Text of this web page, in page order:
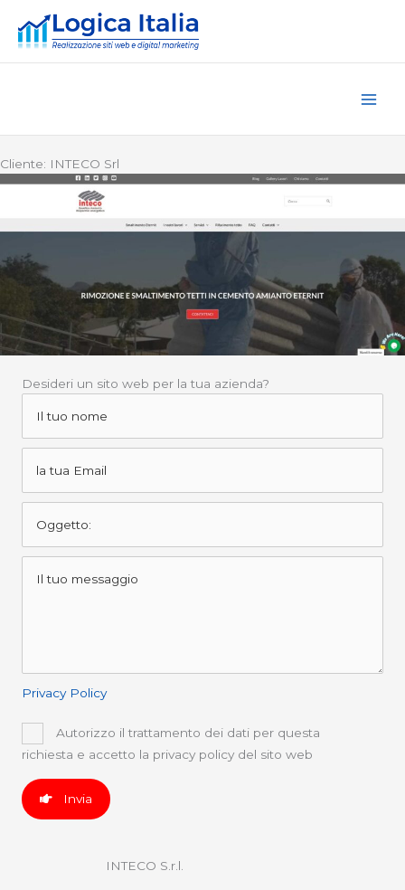
contenuto
Cliente: INTECO Srl
Desideri un sito web per la tua azienda?
Privacy Policy
Autorizzo il trattamento dei dati per questa
richiesta e accetto la privacy policy del sito web
Invia
INTECO S.r.l.